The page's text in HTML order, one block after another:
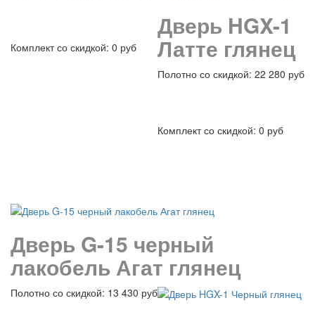
Комплект со скидкой: 0 руб
Дверь HGX-1
Латте глянец
Полотно со скидкой: 22 280 руб
Комплект со скидкой: 0 руб
Дверь G-15 черный
лакобель Агат глянец
Полотно со скидкой: 13 430 руб